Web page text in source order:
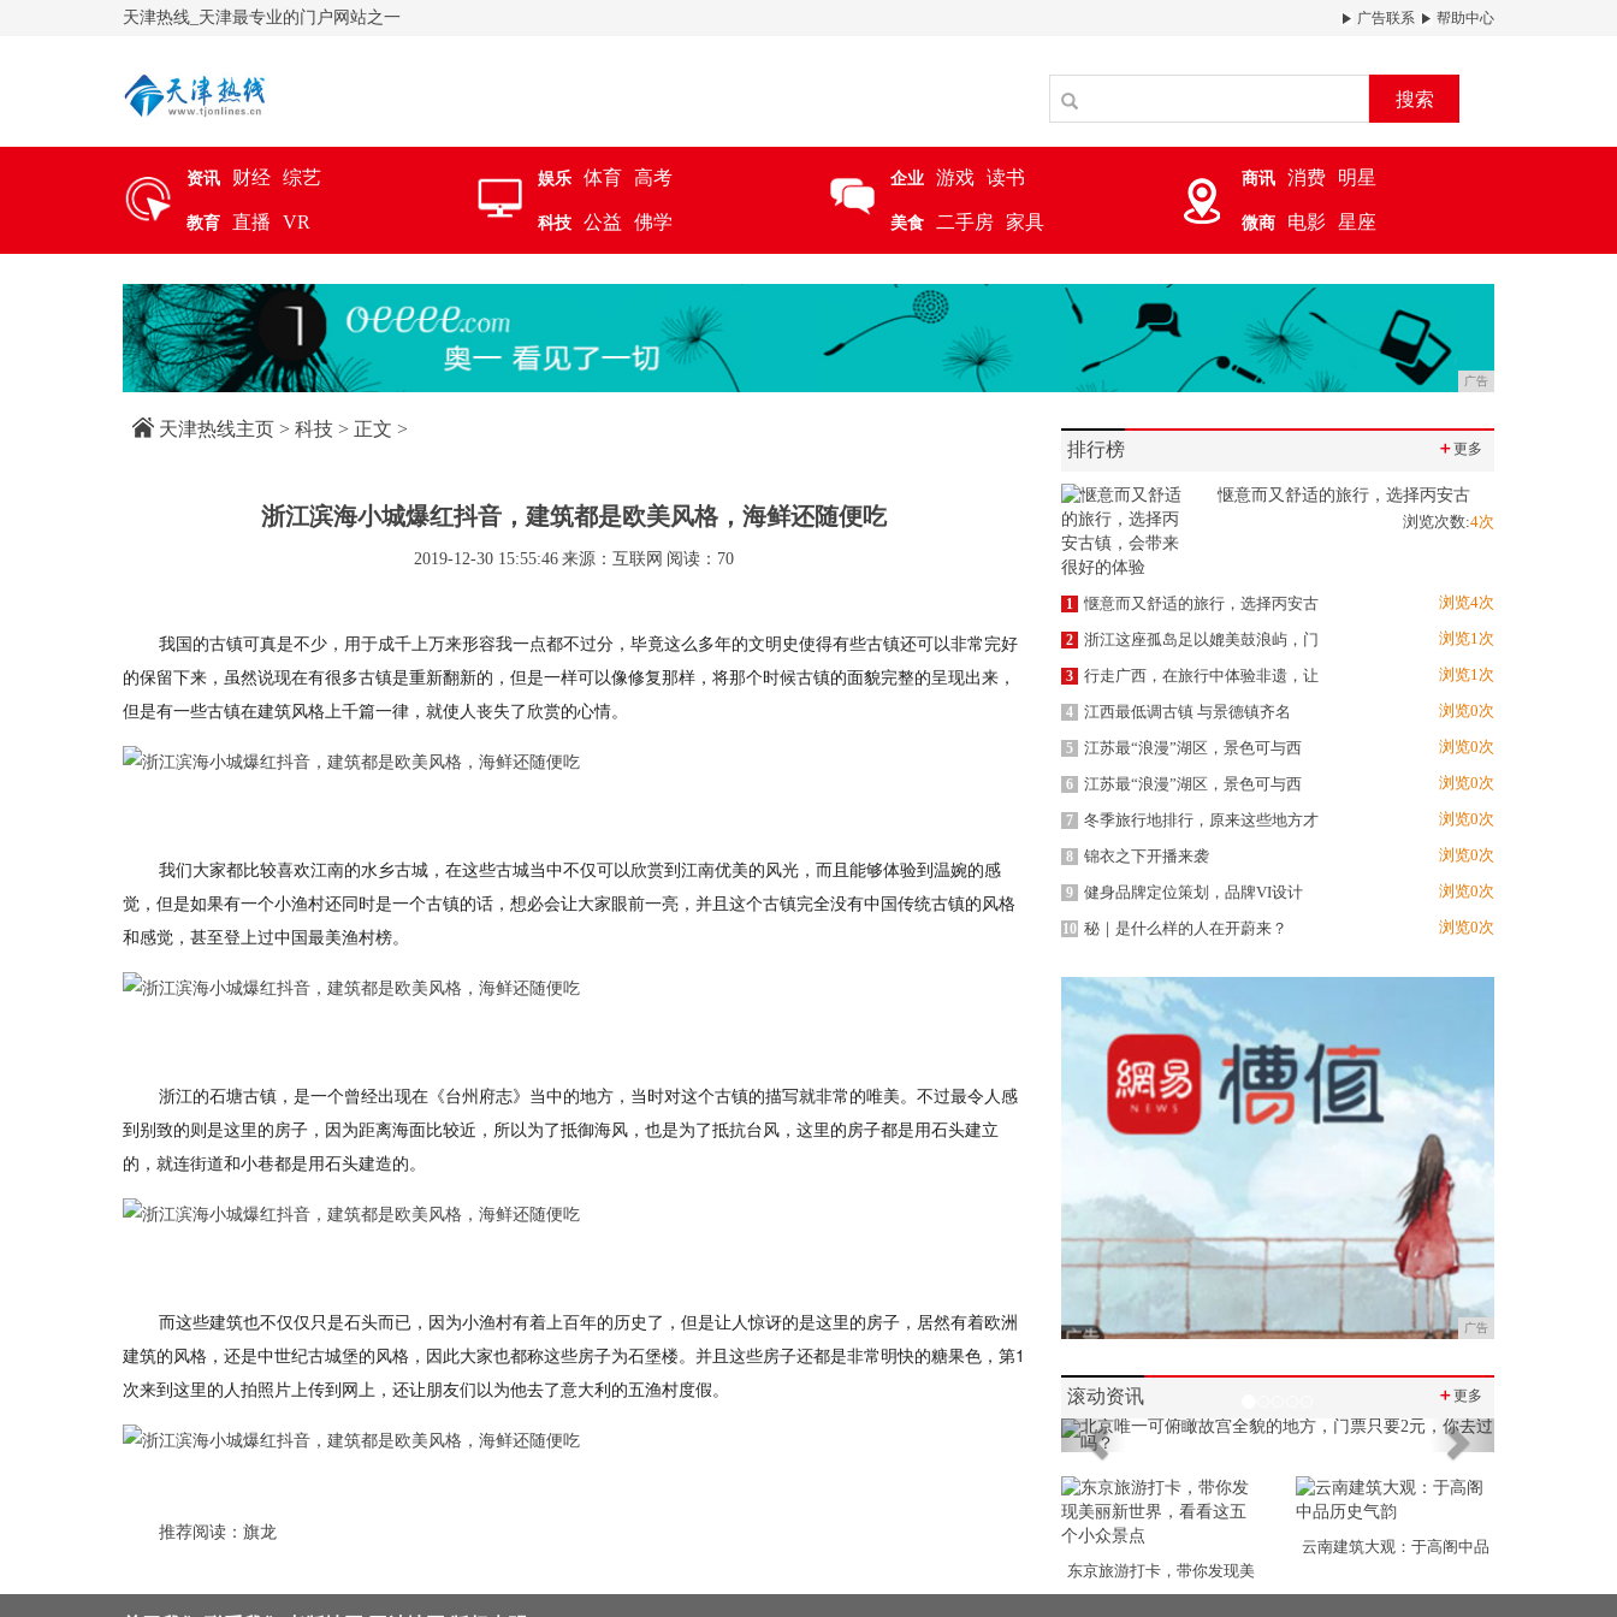
天津热线_天津最专业的门户网站之一 广告联系 帮助中心
搜索
资讯 财经 综艺
教育 直播 VR
娱乐 体育 高考
科技 公益 佛学
企业 游戏 读书
美食 二手房 家具
商讯 消费 明星
微商 电影 星座
广告
天津热线主页 > 科技 > 正文 >
浙江滨海小城爆红抖音，建筑都是欧美风格，海鲜还随便吃
2019-12-30 15:55:46 来源：互联网 阅读：70
我国的古镇可真是不少，用于成千上万来形容我一点都不过分，毕竟这么多年的文明史使得有些古镇还可以非常完好
的保留下来，虽然说现在有很多古镇是重新翻新的，但是一样可以像修复那样，将那个时候古镇的面貌完整的呈现出来，
但是有一些古镇在建筑风格上千篇一律，就使人丧失了欣赏的心情。
我们大家都比较喜欢江南的水乡古城，在这些古城当中不仅可以欣赏到江南优美的风光，而且能够体验到温婉的感
觉，但是如果有一个小渔村还同时是一个古镇的话，想必会让大家眼前一亮，并且这个古镇完全没有中国传统古镇的风格
和感觉，甚至登上过中国最美渔村榜。
浙江的石塘古镇，是一个曾经出现在《台州府志》当中的地方，当时对这个古镇的描写就非常的唯美。不过最令人感
到别致的则是这里的房子，因为距离海面比较近，所以为了抵御海风，也是为了抵抗台风，这里的房子都是用石头建立
的，就连街道和小巷都是用石头建造的。
而这些建筑也不仅仅只是石头而已，因为小渔村有着上百年的历史了，但是让人惊讶的是这里的房子，居然有着欧洲
建筑的风格，还是中世纪古城堡的风格，因此大家也都称这些房子为石堡楼。并且这些房子还都是非常明快的糖果色，第1
次来到这里的人拍照片上传到网上，还让朋友们以为他去了意大利的五渔村度假。
推荐阅读： 旗龙
排行榜 ＋更多
惬意而又舒适的旅行，选择丙安古
浏览次数:4次
1 惬意而又舒适的旅行，选择丙安古 浏览4次
2 浙江这座孤岛足以媲美鼓浪屿，门 浏览1次
3 行走广西，在旅行中体验非遗，让 浏览1次
4 江西最低调古镇 与景德镇齐名 浏览0次
5 江苏最“浪漫”湖区，景色可与西 浏览0次
6 江苏最“浪漫”湖区，景色可与西 浏览0次
7 冬季旅行地排行，原来这些地方才 浏览0次
8 锦衣之下开播来袭 浏览0次
9 健身品牌定位策划，品牌VI设计 浏览0次
10 秘｜是什么样的人在开蔚来？ 浏览0次
广告
滚动资讯 ＋更多
Previous Next
东京旅游打卡，带你发现美
云南建筑大观：于高阁中品